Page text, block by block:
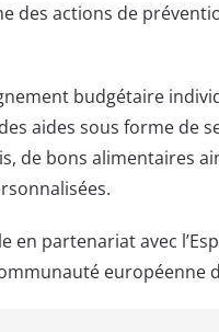
des actions de
budgétaire
aides sous forme de
de bons alimentaires
en partenariat avec
européenne